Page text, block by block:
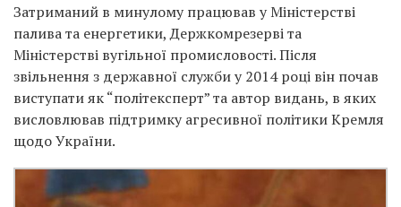
Затриманий в минулому працював у Міністерстві
палива та енергетики, Держкомрезерві та
Міністерстві вугільної промисловості. Після
звільнення з державної служби у 2014 році він почав
виступати як “політексперт” та автор видань, в яких
висловлював підтримку агресивної політики Кремля
щодо України.